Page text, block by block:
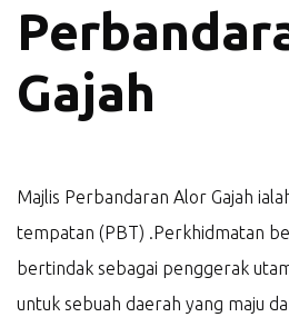
Gajah
Majlis Perbandaran Alor Gajah
tempatan (PBT) .Perkhidmatan
bertindak sebagai penggerak
untuk sebuah daerah yang maju